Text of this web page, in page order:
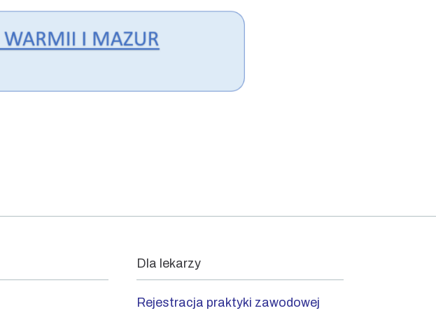
Dla lekarzy
Rejestracja praktyki zawodowej